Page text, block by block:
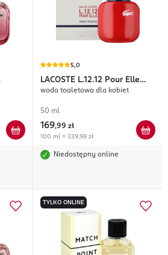
5,0
LACOSTE L.12.12 Pour Elle
French Panache
woda toaletowa dla kobiet
50 ml
169,99 zł
100 ml = 339,98 zł
Niedostępny online
TYLKO ONLINE